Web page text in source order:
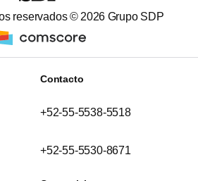
reservados © 2026 Grupo SDP
Contacto
+52-55-5538-5518
+52-55-5530-8671